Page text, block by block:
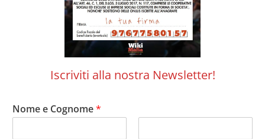
Iscriviti alla nostra Newsletter!
Nome e Cognome*